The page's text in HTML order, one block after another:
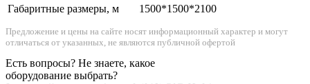
Габаритные размеры, м
1500*1500*2100
Предложение и цены на сайте носят информационный характер и могут
отличаться от указанных, не являются публичной офертой
Есть вопросы? Не знаете, какое
оборудование выбрать?